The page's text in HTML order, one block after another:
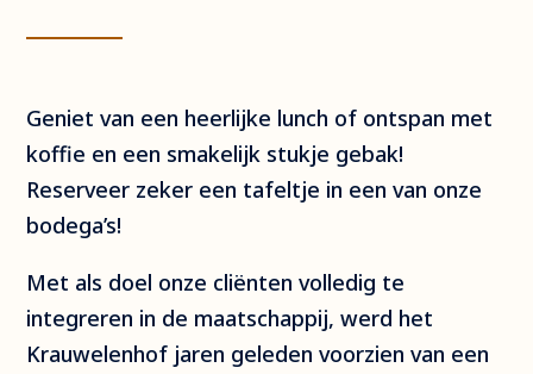
Geniet van een heerlijke lunch of ontspan met
koffie en een smakelijk stukje gebak!
Reserveer zeker een tafeltje in een van onze
bodega’s!
Met als doel onze cliënten volledig te
integreren in de maatschappij, werd het
Krauwelenhof jaren geleden voorzien van een